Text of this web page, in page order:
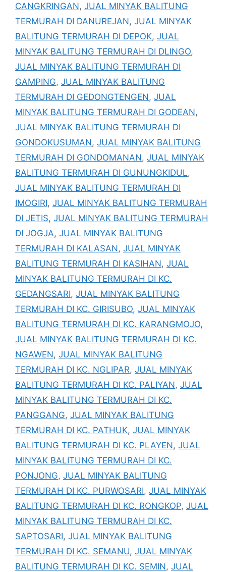
CANGKRINGAN, JUAL MINYAK BALITUNG
TERMURAH DI DANUREJAN, JUAL MINYAK
BALITUNG TERMURAH DI DEPOK, JUAL
MINYAK BALITUNG TERMURAH DI DLINGO,
JUAL MINYAK BALITUNG TERMURAH DI
GAMPING, JUAL MINYAK BALITUNG
TERMURAH DI GEDONGTENGEN, JUAL
MINYAK BALITUNG TERMURAH DI GODEAN,
JUAL MINYAK BALITUNG TERMURAH DI
GONDOKUSUMAN, JUAL MINYAK BALITUNG
TERMURAH DI GONDOMANAN, JUAL MINYAK
BALITUNG TERMURAH DI GUNUNGKIDUL,
JUAL MINYAK BALITUNG TERMURAH DI
IMOGIRI, JUAL MINYAK BALITUNG TERMURAH
DI JETIS, JUAL MINYAK BALITUNG TERMURAH
DI JOGJA, JUAL MINYAK BALITUNG
TERMURAH DI KALASAN, JUAL MINYAK
BALITUNG TERMURAH DI KASIHAN, JUAL
MINYAK BALITUNG TERMURAH DI KC.
GEDANGSARI, JUAL MINYAK BALITUNG
TERMURAH DI KC. GIRISUBO, JUAL MINYAK
BALITUNG TERMURAH DI KC. KARANGMOJO,
JUAL MINYAK BALITUNG TERMURAH DI KC.
NGAWEN, JUAL MINYAK BALITUNG
TERMURAH DI KC. NGLIPAR, JUAL MINYAK
BALITUNG TERMURAH DI KC. PALIYAN, JUAL
MINYAK BALITUNG TERMURAH DI KC.
PANGGANG, JUAL MINYAK BALITUNG
TERMURAH DI KC. PATHUK, JUAL MINYAK
BALITUNG TERMURAH DI KC. PLAYEN, JUAL
MINYAK BALITUNG TERMURAH DI KC.
PONJONG, JUAL MINYAK BALITUNG
TERMURAH DI KC. PURWOSARI, JUAL MINYAK
BALITUNG TERMURAH DI KC. RONGKOP, JUAL
MINYAK BALITUNG TERMURAH DI KC.
SAPTOSARI, JUAL MINYAK BALITUNG
TERMURAH DI KC. SEMANU, JUAL MINYAK
BALITUNG TERMURAH DI KC. SEMIN, JUAL